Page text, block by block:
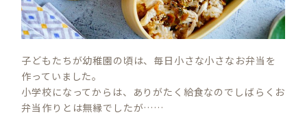
子どもたちが幼稚園の頃は、毎日小さな小さなお弁当を
作っていました。
小学校になってからは、ありがたく給食なのでしばらくお
弁当作りとは無縁でしたが……